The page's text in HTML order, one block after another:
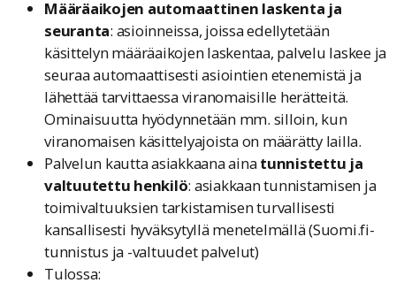
Määräaikojen automaattinen laskenta ja
seuranta: asioinneissa, joissa edellytetään
käsittelyn määräaikojen laskentaa, palvelu laskee ja
seuraa automaattisesti asiointien etenemistä ja
lähettää tarvittaessa viranomaisille herätteitä.
Ominaisuutta hyödynnetään mm. silloin, kun
viranomaisen käsittelyajoista on määrätty lailla.
Palvelun kautta asiakkaana ainatunnistettu ja
valtuutettu henkilö: asiakkaan tunnistamisen ja
toimivaltuuksien tarkistamisen turvallisesti
kansallisesti hyväksytyllä menetelmällä (Suomi.fi-
tunnistus ja -valtuudet palvelut)
Tulossa: